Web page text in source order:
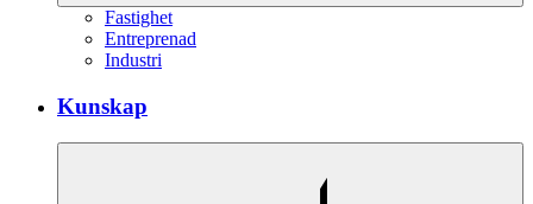
Fastighet
Entreprenad
Industri
Kunskap